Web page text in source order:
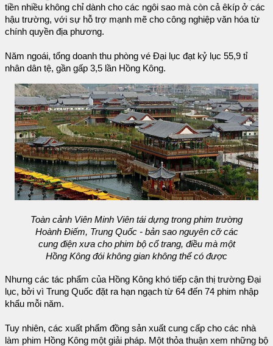
tiền nhiều không chỉ dành cho các ngôi sao mà còn cả êkíp ở các
hậu trường, với sự hỗ trợ mạnh mẽ cho công nghiệp văn hóa từ
chính quyền địa phương.
Năm ngoái, tổng doanh thu phòng vé Đại lục đạt kỷ lục 55,9 tỉ
nhân dân tệ, gần gấp 3,5 lần Hồng Kông.
Toàn cảnh Viên Minh Viên tái dựng trong phim trường
Hoành Điếm, Trung Quốc - bản sao nguyên cỡ các
cung điện xưa cho phim bộ cổ trang, điều mà một
Hồng Kông đói không gian không thể có được
Nhưng các tác phẩm của Hồng Kông khó tiếp cận thị trường Đại
lục, bởi vì Trung Quốc đặt ra hạn ngạch từ 64 đến 74 phim nhập
khẩu mỗi năm.
Tuy nhiên, các xuất phẩm đồng sản xuất cung cấp cho các nhà
làm phim Hồng Kông một giải pháp. Một thỏa thuận xem những bộ